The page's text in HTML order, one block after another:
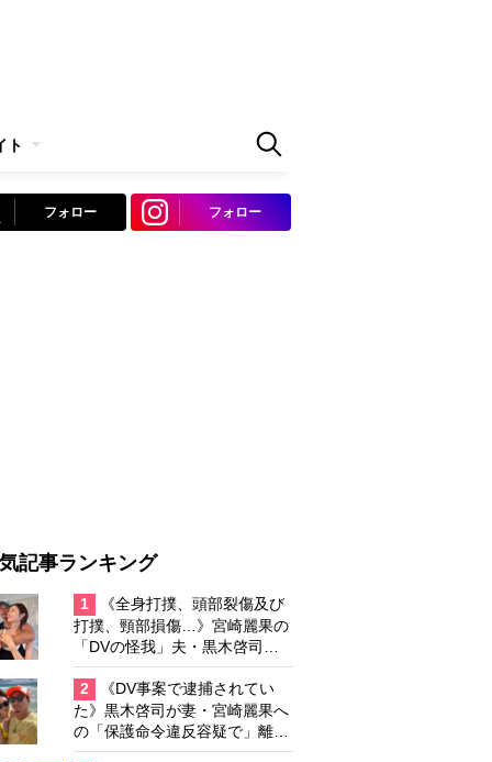
ト
フォロー フォロー
記事ランキング
1
《全身打撲、頭部裂傷及び
打撲、頸部損傷…》宮崎麗果の
「DVの怪我」夫・黒木啓司の
逮捕で始まる「夫婦の闘争」
2
《DV事案で逮捕されてい
た》黒木啓司が妻・宮崎麗果へ
の「保護命令違反容疑で」離婚
協議は「第二ステージ」へ